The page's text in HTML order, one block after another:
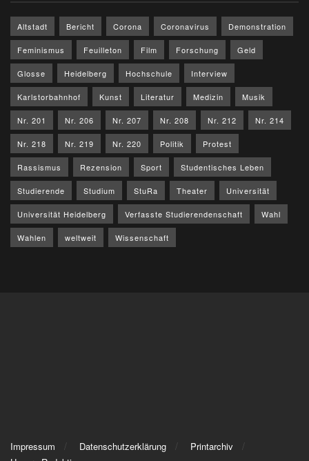
Altstadt Bericht Corona Coronavirus Demonstration
Feminismus Feuilleton Film Forschung Geld
Glosse Heidelberg Hochschule Interview
Karlstorbahnhof Kunst Literatur Medizin Musik
Nr. 201 Nr. 206 Nr. 207 Nr. 208 Nr. 212 Nr. 214
Nr. 218 Nr. 219 Nr. 220 Politik Protest
Rassismus Rezension Sport Studentisches Leben
Studierende Studium StuRa Theater Universität
Universität Heidelberg Verfasste Studierendenschaft Wahl
Wahlen weltweit Wissenschaft
Impressum Datenschutzerklärung
Printarchiv